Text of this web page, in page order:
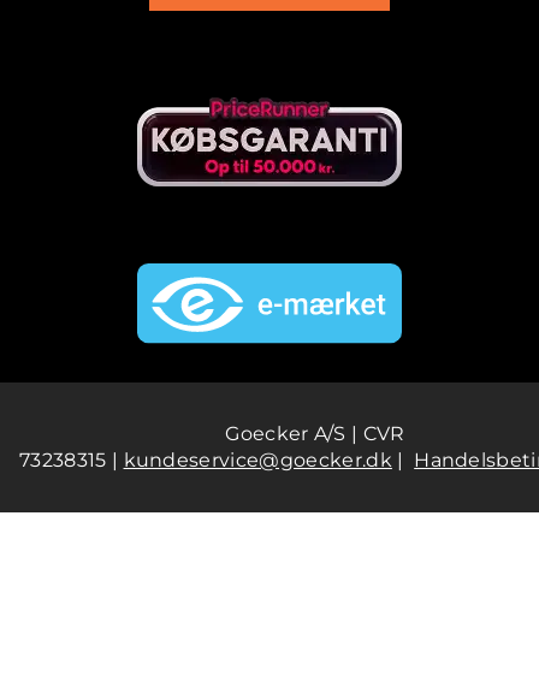
Goecker A/S | CVR
73238315 | kundeservice@goecker.dk |